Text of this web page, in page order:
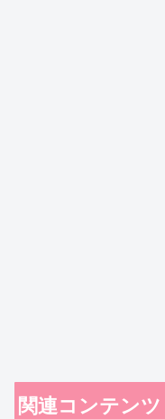
関連コンテンツ